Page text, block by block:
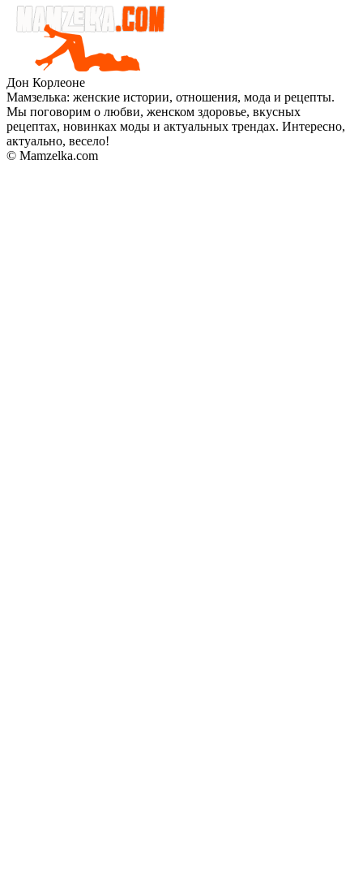
Дон Корлеоне
Мамзелька: женские истории, отношения, мода и рецепты.
Мы поговорим о любви, женском здоровье, вкусных
рецептах, новинках моды и актуальных трендах. Интересно,
актуально, весело!
© Mamzelka.com